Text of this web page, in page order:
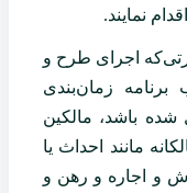
نمایند.
اجرای طرح و
زمان‌بندی
موکول شده باشد،‌ مالکین
مانند احداث یا
و اجاره و رهن و